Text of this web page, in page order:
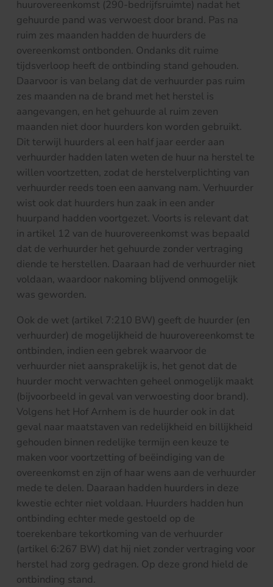
huurovereenkomst (290-bedrijfsruimte) nadat het
gehuurde pand was verwoest door brand. Pas na
ruim zes maanden hadden de huurders de
overeenkomst ontbonden. Ondanks dit ruime
tijdsverloop heeft de ontbinding stand gehouden.
Daarvoor is van belang dat de verhuurder pas ruim
zes maanden na de brand met het herstel is
aangevangen, en het gehuurde al ruim zeven
maanden niet door huurders kon worden gebruikt.
Dit terwijl huurders al een half jaar eerder aan
verhuurder hadden laten weten de huur na herstel te
willen voortzetten, zodat de herstelverplichting van
verhuurder reeds toen een aanvang nam. Verhuurder
wist ook dat huurders hun zaak in een ander
huurpand hadden voortgezet. Voorts is relevant dat
in artikel 12 van de huurovereenkomst was bepaald
dat de verhuurder het gehuurde zonder vertraging
diende te herstellen. Daaraan had de verhuurder niet
voldaan, waardoor nakoming blijvend onmogelijk
was geworden.
Ook de wet (artikel 7:210 BW) geeft de huurder (en
verhuurder) de mogelijkheid de huurovereenkomst te
ontbinden, indien een gebrek waarvoor de
verhuurder niet aansprakelijk is, het genot dat de
huurder mocht verwachten geheel onmogelijk maakt
(bijvoorbeeld in geval van verwoesting door brand).
Volgens het Hof Arnhem is de huurder ook in dat
geval naar maatstaven van redelijkheid en billijkheid
gehouden binnen redelijke termijn een keuze te
maken voor voortzetting of beëindiging van de
overeenkomst en zijn of haar wens aan de verhuurder
mede te delen. Daaraan hadden huurders in deze
kwestie echter niet voldaan. Huurders hadden hun
ontbinding echter mede gestoeld op de
toerekenbare tekortkoming van de verhuurder
(artikel 6:267 BW) dat hij niet zonder vertraging voor
herstel had zorg gedragen. Op deze grond hield de
ontbinding stand.